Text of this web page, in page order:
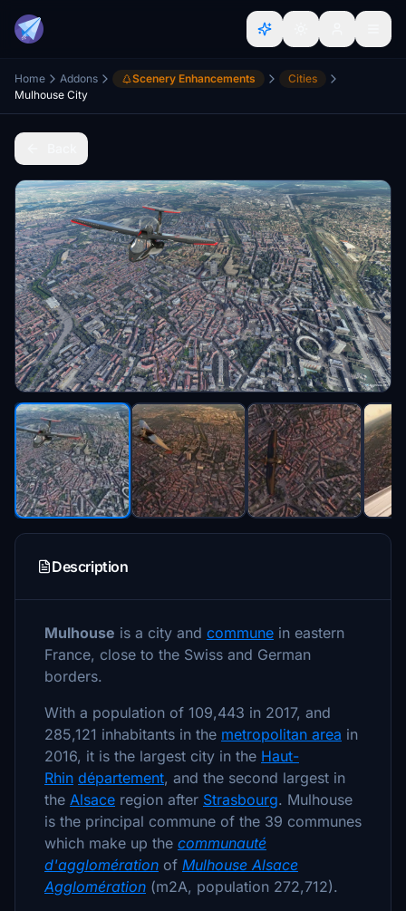
Home Addons Scenery Enhancements
Cities
Mulhouse City
Description
Mulhouse is a city and commune in eastern
France, close to the Swiss and German
borders.
With a population of 109,443 in 2017, and
285,121 inhabitants in the metropolitan area in
2016, it is the largest city in the Haut-
Rhin département, and the second largest in
the Alsace region after Strasbourg. Mulhouse
is the principal commune of the 39 communes
which make up the communauté
d'agglomération of Mulhouse Alsace
Agglomération (m2A, population 272,712).